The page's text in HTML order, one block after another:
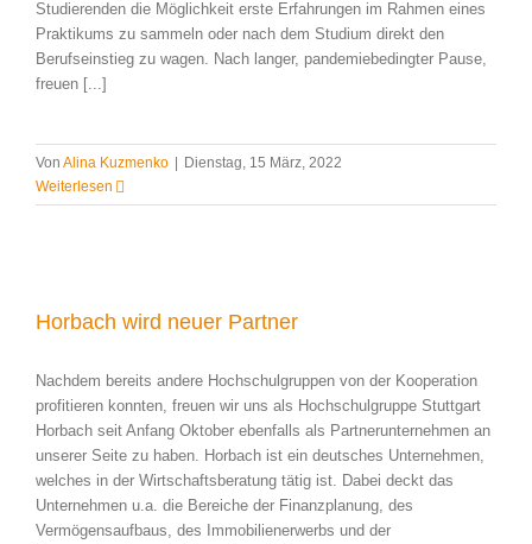
Studierenden die Möglichkeit erste Erfahrungen im Rahmen eines
Praktikums zu sammeln oder nach dem Studium direkt den
Berufseinstieg zu wagen. Nach langer, pandemiebedingter Pause,
freuen [...]
Von Alina Kuzmenko | Dienstag, 15 März, 2022
Weiterlesen
Horbach wird neuer Partner
Nachdem bereits andere Hochschulgruppen von der Kooperation
profitieren konnten, freuen wir uns als Hochschulgruppe Stuttgart
Horbach seit Anfang Oktober ebenfalls als Partnerunternehmen an
unserer Seite zu haben. Horbach ist ein deutsches Unternehmen,
welches in der Wirtschaftsberatung tätig ist. Dabei deckt das
Unternehmen u.a. die Bereiche der Finanzplanung, des
Vermögensaufbaus, des Immobilienerwerbs und der